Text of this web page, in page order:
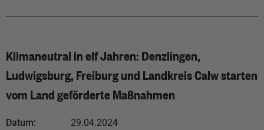
Klimaneutral in elf Jahren: Denzlingen,
Ludwigsburg, Freiburg und Landkreis Calw starten
vom Land geförderte Maßnahmen
Datum: 29.04.2024